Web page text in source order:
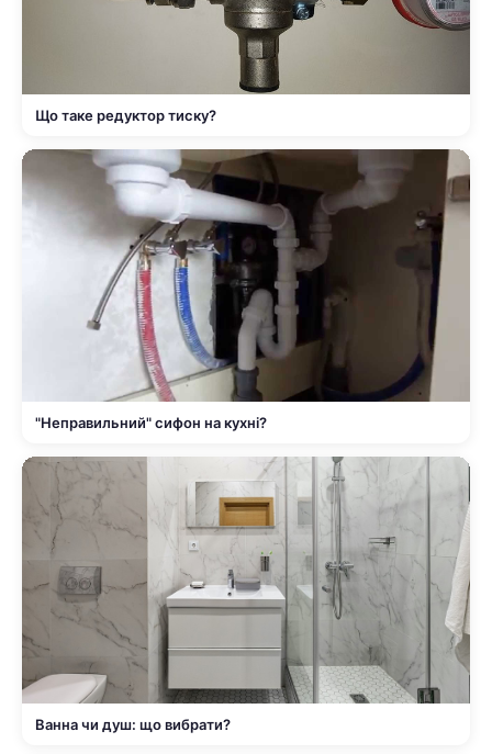
Що таке редуктор тиску?
"Неправильний" сифон на кухні?
Ванна чи душ: що вибрати?